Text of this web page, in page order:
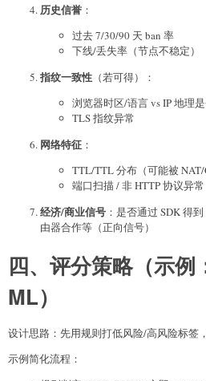
历史信誉 ：
过去 7/30/90 天 ban 率
下线/丢失率（节点不稳定）
指纹一致性 （若可得）：
浏览器时区/语言 vs IP 地理
TLS 指纹异常
网络特征 ：
TTL/TTL 分布（可能被 NAT/
端口扫描 / 非 HTTP 协议异常
经济/商业信号 ：是否通过 SDK 得
由器合作等（正向信号）
四、评分策略（示例
ML）
设计思路：先用规则打低风险/高风险标签
示例简化流程：